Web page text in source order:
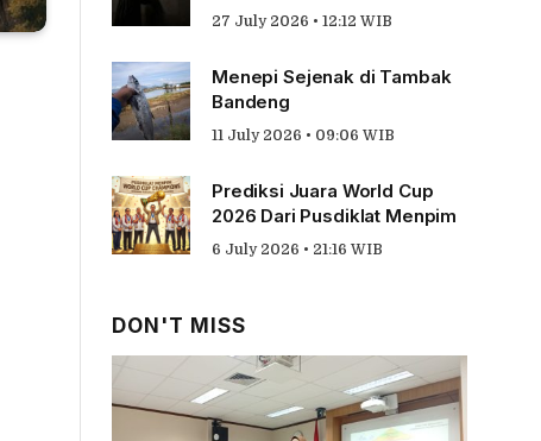
27 July 2026 • 12:12 WIB
Menepi Sejenak di Tambak
Bandeng
11 July 2026 • 09:06 WIB
Prediksi Juara World Cup
2026 Dari Pusdiklat Menpim
6 July 2026 • 21:16 WIB
DON'T MISS